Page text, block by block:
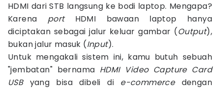
HDMI dari STB langsung ke bodi laptop. Mengapa?
Karena portHDMI bawaan laptop hanya
diciptakan sebagai jalur keluar gambar (Output),
bukan jalur masuk (Input).
Untuk mengakali sistem ini, kamu butuh sebuah
"jembatan" bernama HDMI Video Capture Card
USByang bisa dibeli di e-commercedengan